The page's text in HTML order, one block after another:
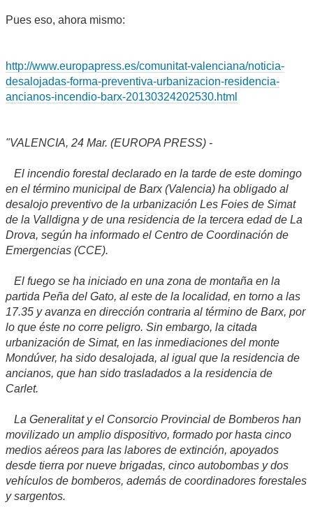
Pues eso, ahora mismo:
http://www.europapress.es/comunitat-valenciana/noticia-
desalojadas-forma-preventiva-urbanizacion-residencia-
ancianos-incendio-barx-20130324202530.html
"VALENCIA, 24 Mar. (EUROPA PRESS) -
El incendio forestal declarado en la tarde de este domingo
en el término municipal de Barx (Valencia) ha obligado al
desalojo preventivo de la urbanización Les Foies de Simat
de la Valldigna y de una residencia de la tercera edad de La
Drova, según ha informado el Centro de Coordinación de
Emergencias (CCE).
El fuego se ha iniciado en una zona de montaña en la
partida Peña del Gato, al este de la localidad, en torno a las
17.35 y avanza en dirección contraria al término de Barx, por
lo que éste no corre peligro. Sin embargo, la citada
urbanización de Simat, en las inmediaciones del monte
Mondúver, ha sido desalojada, al igual que la residencia de
ancianos, que han sido trasladados a la residencia de
Carlet.
La Generalitat y el Consorcio Provincial de Bomberos han
movilizado un amplio dispositivo, formado por hasta cinco
medios aéreos para las labores de extinción, apoyados
desde tierra por nueve brigadas, cinco autobombas y dos
vehículos de bomberos, además de coordinadores forestales
y sargentos.